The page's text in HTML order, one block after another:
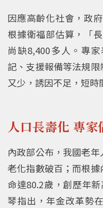
因應高齡化社會，政
根據衛福部估算，「
尚缺8,400多人。專
記、支援報備等法規
又少，誘因不足，短時
人口長壽化 專
內政部公布，我國老
老化指數破百；而根
命達80.2歲，創歷年
琴指出，年金改革勢